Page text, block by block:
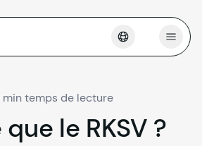
min temps de lecture
que le RKSV ?